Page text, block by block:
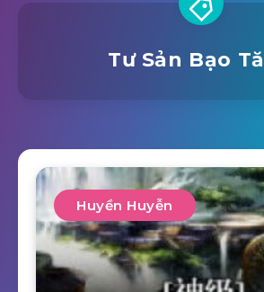
Tư Sản Bạo
Huyền Huyễn